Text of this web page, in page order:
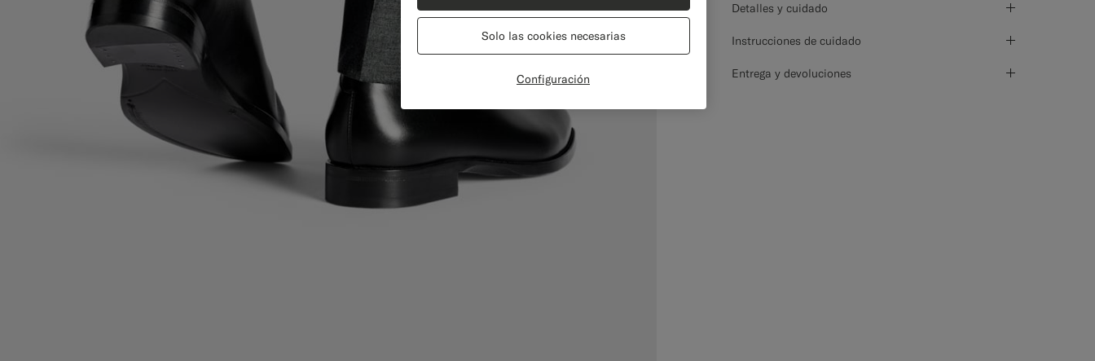
Detalles y cuidado
Instrucciones de cuidado
Entrega y devoluciones
Configuración
Solo las cookies necesarias